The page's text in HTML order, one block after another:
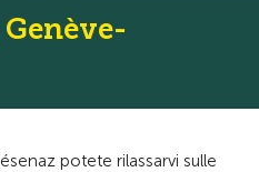
potete rilassarvi sulle